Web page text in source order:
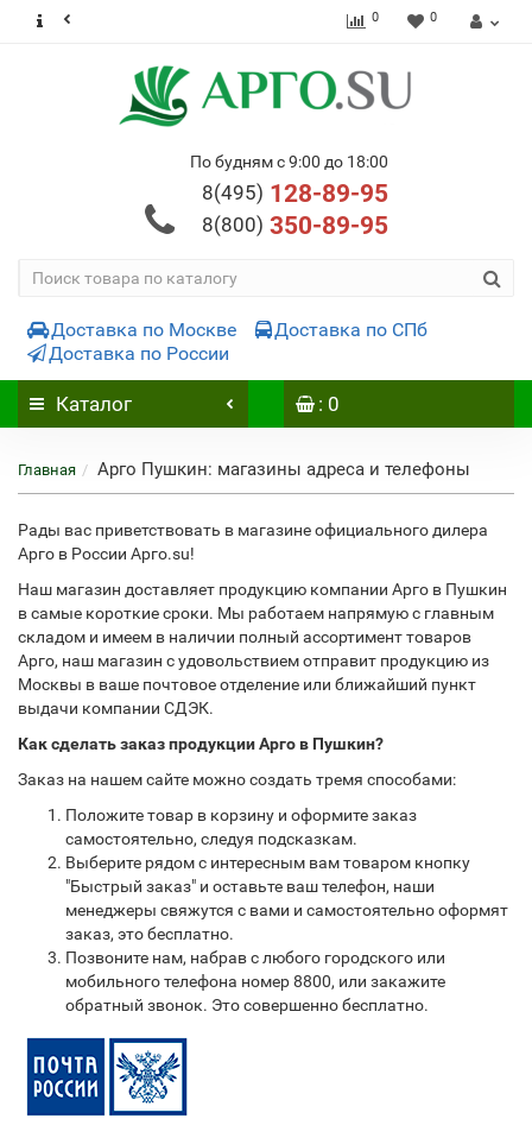
0 0
По будням с 9:00 до 18:00
8(495) 128-89-95
8(800) 350-89-95
Доставка по Москве
Доставка по СПб
Доставка по России
Каталог : 0
Главная Арго Пушкин: магазины адреса и телефоны
Рады вас приветствовать в магазине официального дилера
Арго в России Арго.su!
Наш магазин доставляет продукцию компании Арго в Пушкин
в самые короткие сроки. Мы работаем напрямую с главным
складом и имеем в наличии полный ассортимент товаров
Арго, наш магазин с удовольствием отправит продукцию из
Москвы в ваше почтовое отделение или ближайший пункт
выдачи компании СДЭК.
Как сделать заказ продукции Арго в Пушкин?
Заказ на нашем сайте можно создать тремя способами:
Положите товар в корзину и оформите заказ
самостоятельно, следуя подсказкам.
Выберите рядом с интересным вам товаром кнопку
"Быстрый заказ" и оставьте ваш телефон, наши
менеджеры свяжутся с вами и самостоятельно оформят
заказ, это бесплатно.
Позвоните нам, набрав с любого городского или
мобильного телефона номер 8800, или закажите
обратный звонок. Это совершенно бесплатно.